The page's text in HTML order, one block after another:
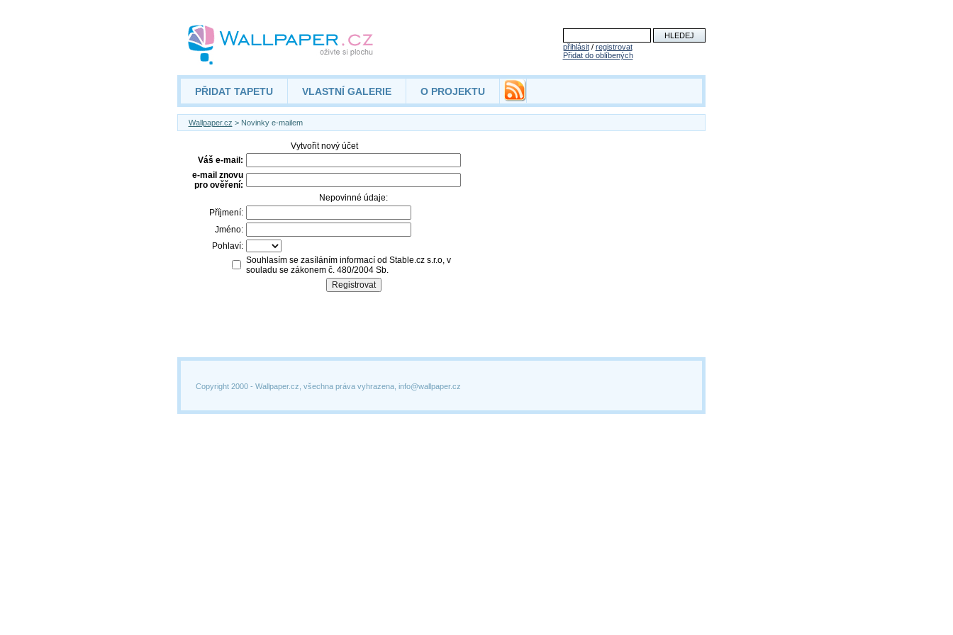
přihlásit/ registrovat
Přidat do oblíbených
PŘIDAT TAPETU VLASTNÍ GALERIE O PROJEKTU
Wallpaper.cz > Novinky e-mailem
Copyright 2000 - Wallpaper.cz, všechna práva vyhrazena, info@wallpaper.cz